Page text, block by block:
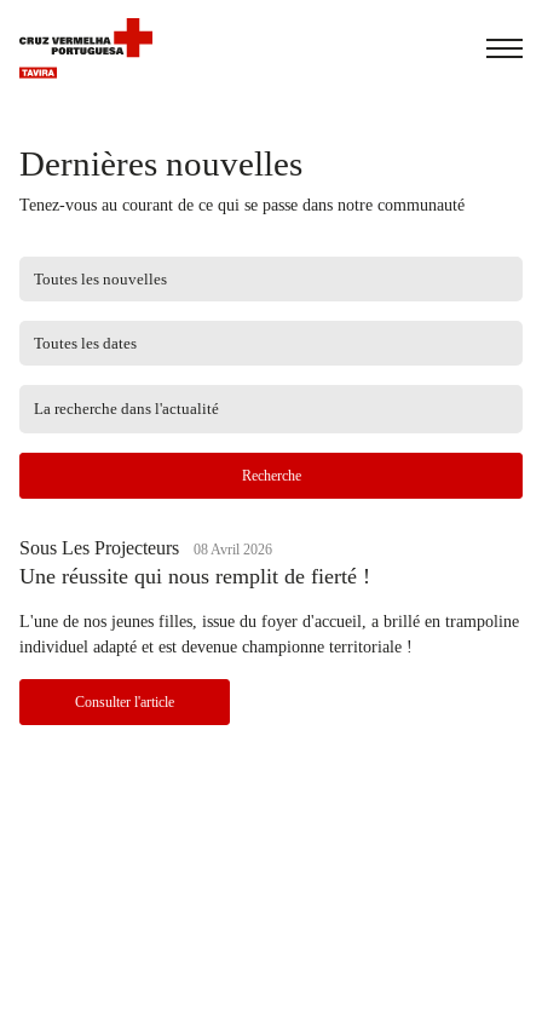
Dernières nouvelles
Tenez-vous au courant de ce qui se passe dans notre communauté
Sous Les Projecteurs 08 Avril 2026
Une réussite qui nous remplit de fierté !
L'une de nos jeunes filles, issue du foyer d'accueil, a brillé en trampoline
individuel adapté et est devenue championne territoriale !
Consulter l'article